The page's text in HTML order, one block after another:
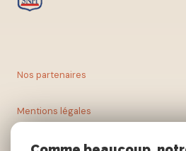
Nos partenaires
Mentions légales
Nos honoraires